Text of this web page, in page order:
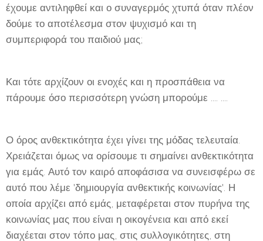
έχουμε αντιληφθεί και ο συναγερμός χτυπά όταν πλέον
δούμε το αποτέλεσμα στον ψυχισμό και τη
συμπεριφορά του παιδιού μας;
Και τότε αρχίζουν οι ενοχές και η προσπάθεια να
πάρουμε όσο περισσότερη γνώση μπορούμε .... ....
Ο όρος ανθεκτικότητα έχει γίνει της μόδας τελευταία.
Χρειάζεται όμως να ορίσουμε τι σημαίνει ανθεκτικότητα
για εμάς. Αυτό τον καιρό αποφάσισα να συνεισφέρω σε
αυτό που λέμε 'δημιουργία ανθεκτικής κοινωνίας'. Η
οποία αρχίζει από εμάς, μεταφέρεται στον πυρήνα της
κοινωνίας μας που είναι η οικογένεια και από εκεί
διαχέεται στον τόπο μας, στις συλλογικότητες, στη